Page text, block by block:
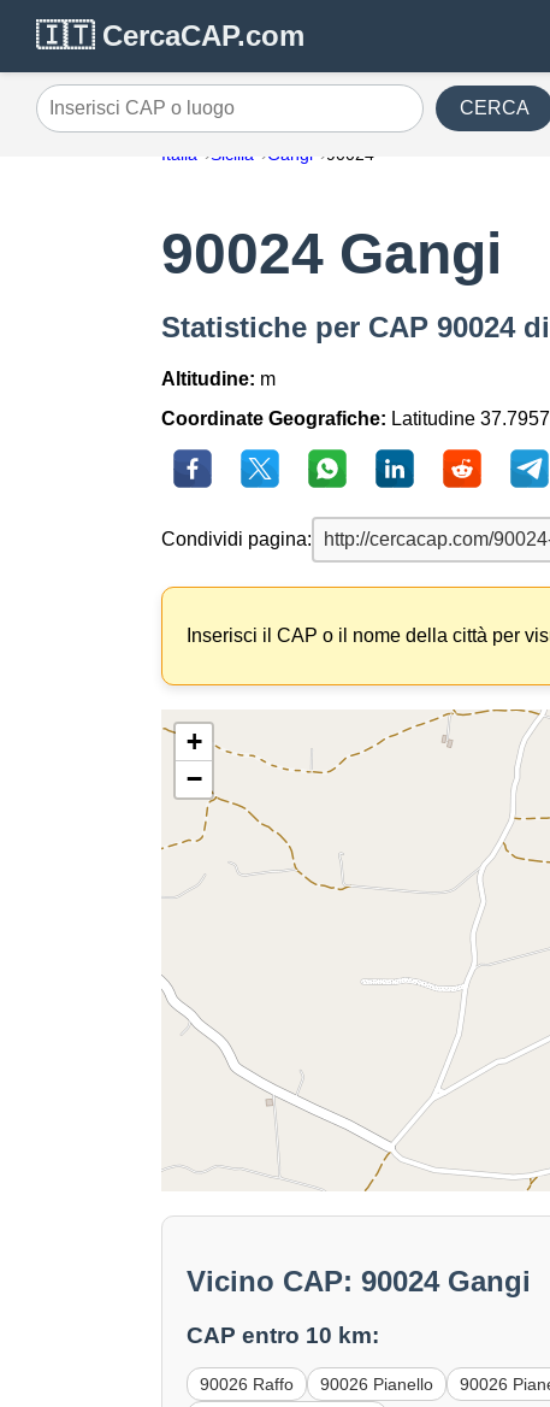
🇮🇹 CercaCAP.com
Inserisci CAP o luogo CERCA
Italia Sicilia Gangi 90024
90024 Gangi
Statistiche per CAP 90024
Altitudine: m
Coordinate Geografiche: Latitudine
Condividi pagina:
Inserisci il CAP o il nome della città per
+
−
Vicino CAP: 90024 Gangi
CAP entro 10 km:
90026 Raffo 90026 Pianello 90026